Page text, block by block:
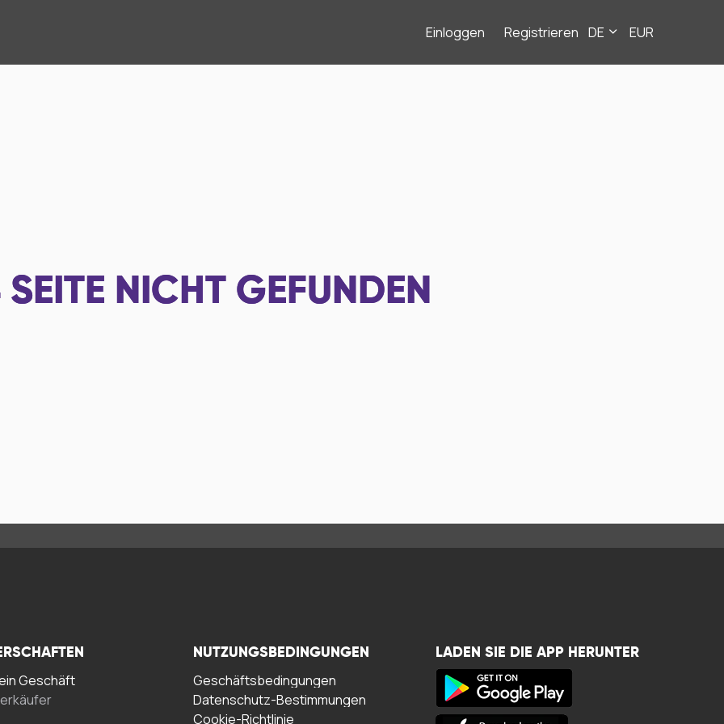
Einloggen Registrieren DE EUR
SEITE NICHT GEFUNDEN
Geschäft
NUTZUNGSBEDINGUNGEN
Geschäftsbedingungen
Datenschutz-Bestimmungen
Cookie-Richtlinie
LADEN SIE DIE APP HERUNTER